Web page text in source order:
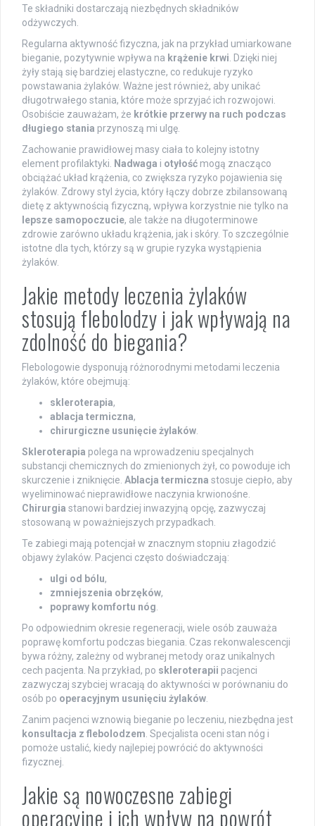
Te składniki dostarczają niezbędnych składników
odżywczych.
Regularna aktywność fizyczna, jak na przykład umiarkowane
bieganie, pozytywnie wpływa na krążenie krwi . Dzięki niej
żyły stają się bardziej elastyczne, co redukuje ryzyko
powstawania żylaków. Ważne jest również, aby unikać
długotrwałego stania, które może sprzyjać ich rozwojowi.
Osobiście zauważam, że krótkie przerwy na ruch podczas
długiego stania przynoszą mi ulgę.
Zachowanie prawidłowej masy ciała to kolejny istotny
element profilaktyki. Nadwaga i otyłość mogą znacząco
obciążać układ krążenia, co zwiększa ryzyko pojawienia się
żylaków. Zdrowy styl życia, który łączy dobrze zbilansowaną
dietę z aktywnością fizyczną, wpływa korzystnie nie tylko na
lepsze samopoczucie, ale także na długoterminowe
zdrowie zarówno układu krążenia, jak i skóry. To szczególnie
istotne dla tych, którzy są w grupie ryzyka wystąpienia
żylaków.
Jakie metody leczenia żylaków
stosują flebolodzy i jak wpływają na
zdolność do biegania?
Flebologowie dysponują różnorodnymi metodami leczenia
żylaków, które obejmują:
skleroterapia,
ablacja termiczna,
chirurgiczne usunięcie żylaków
Skleroterapia polega na wprowadzeniu specjalnych
substancji chemicznych do zmienionych żył, co powoduje ich
skurczenie i zniknięcie. Ablacja termiczna stosuje ciepło, aby
wyeliminować nieprawidłowe naczynia krwionośne.
Chirurgia stanowi bardziej inwazyjną opcję, zazwyczaj
stosowaną w poważniejszych przypadkach.
Te zabiegi mają potencjał w znacznym stopniu złagodzić
objawy żylaków. Pacjenci często doświadczają:
ulgi od bólu,
zmniejszenia obrzęków,
poprawy komfortu nóg
Po odpowiednim okresie regeneracji, wiele osób zauważa
poprawę komfortu podczas biegania. Czas rekonwalescencji
bywa różny, zależny od wybranej metody oraz unikalnych
cech pacjenta. Na przykład, po skleroterapii pacjenci
zazwyczaj szybciej wracają do aktywności w porównaniu do
osób po operacyjnym usunięciu żylaków
Zanim pacjenci wznowią bieganie po leczeniu, niezbędna jest
konsultacja z flebolodzem . Specjalista oceni stan nóg i
pomoże ustalić, kiedy najlepiej powrócić do aktywności
fizycznej.
Jakie są nowoczesne zabiegi
operacyjne i ich wpływ na powrót